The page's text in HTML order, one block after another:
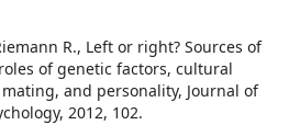
R., Left or right? Sources of
of genetic factors, cultural
and personality, Journal of
2012, 102.